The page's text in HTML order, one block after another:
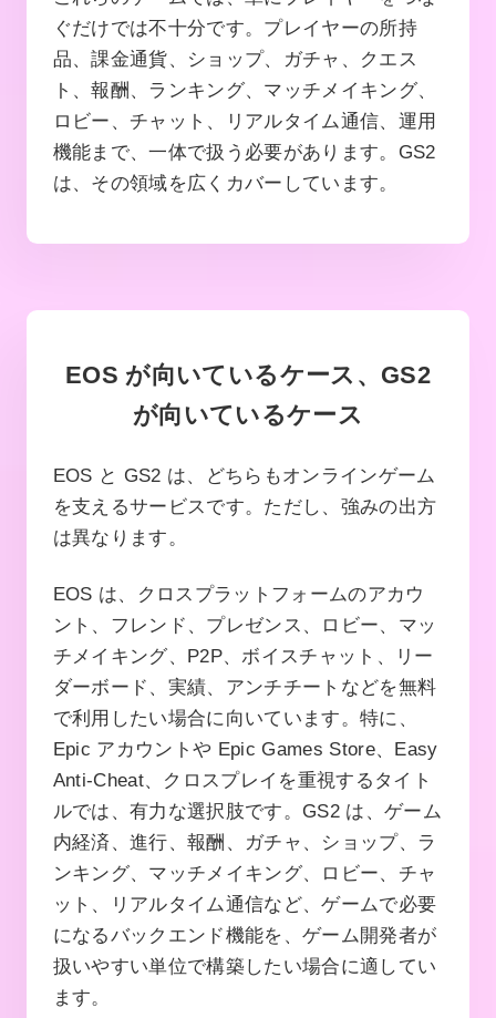
ぐだけでは不十分です。プレイヤーの所持
品、課金通貨、ショップ、ガチャ、クエス
ト、報酬、ランキング、マッチメイキング、
ロビー、チャット、リアルタイム通信、運用
機能まで、一体で扱う必要があります。GS2
は、その領域を広くカバーしています。
EOS が向いているケース、GS2
が向いているケース
EOS と GS2 は、どちらもオンラインゲーム
を支えるサービスです。ただし、強みの出方
は異なります。
EOS は、クロスプラットフォームのアカウ
ント、フレンド、プレゼンス、ロビー、マッ
チメイキング、P2P、ボイスチャット、リー
ダーボード、実績、アンチチートなどを無料
で利用したい場合に向いています。特に、
Epic アカウントや Epic Games Store、Easy
Anti-Cheat、クロスプレイを重視するタイト
ルでは、有力な選択肢です。GS2 は、ゲーム
内経済、進行、報酬、ガチャ、ショップ、ラ
ンキング、マッチメイキング、ロビー、チャ
ット、リアルタイム通信など、ゲームで必要
になるバックエンド機能を、ゲーム開発者が
扱いやすい単位で構築したい場合に適してい
ます。